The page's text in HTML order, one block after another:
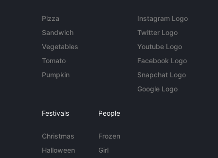
Pizza
Sandwich
Vegetables
Tomato
Pumpkin
Instagram Logo
Twitter Logo
Youtube Logo
Facebook Logo
Snapchat Logo
Google Logo
Festivals
Christmas
Halloween
People
Frozen
Girl